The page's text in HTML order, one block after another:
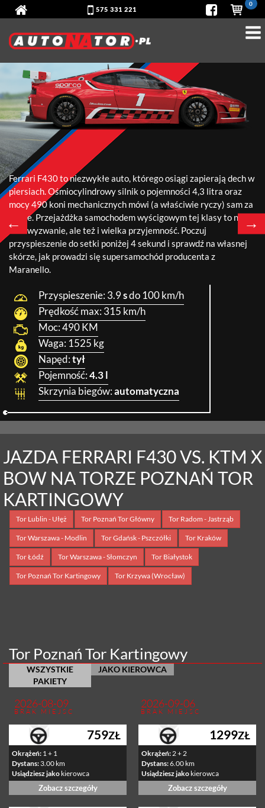
575 331 221
0
FERRARI F430
Ferrari F430 to niezwykłe auto, którego osiągi zapierają dech w
piersiach. Ośmiocylindrowy silnik o pojemności 4,3 litra oraz
mocy 490 koni mechanicznych mówi (a właściwie ryczy) sam za
siebie. Przejażdżka samochodem wyścigowym tej klasy to nie
lada wyzwanie, ale też i wielka przyjemność. Poczuj
przyspieszenie do setki poniżej 4 sekund i sprawdź na własnej
skórze, jak prowadzi się supersamochód producenta z
Maranello.
Przyspieszenie: 3.9sdo 100 km/h
Prędkość max: 315 km/h
Moc:490KM
Waga: 1525 kg
Napęd:tył
Pojemność:4.3 l
Skrzynia biegów:automatyczna
← →
JAZDA FERRARI F430 VS. KTM X
BOW NA TORZE POZNAŃ TOR
KARTINGOWY
Tor Lublin - Ułęż Tor Poznań Tor Główny Tor Radom - Jastrząb
Tor Warszawa - Modlin Tor Gdańsk - Pszczółki Tor Kraków
Tor Łódź Tor Warszawa - Słomczyn Tor Białystok
Tor Poznań Tor Kartingowy Tor Krzywa (Wrocław)
Tor Poznań Tor Kartingowy
WSZYSTKIE
PAKIETY
JAKO KIEROWCA
2026-08-09
BRAK MIEJSC
2026-09-06
BRAK MIEJSC
759ZŁ
Okrążeń: 1 + 1
Dystans: 3.00 km
Usiądziesz jako kierowca
Zobacz szczegóły
1299ZŁ
Okrążeń: 2 + 2
Dystans:6.00 km
Usiądziesz jako kierowca
Zobacz szczegóły